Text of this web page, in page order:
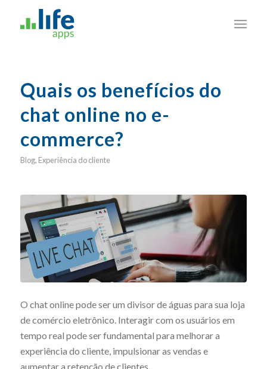
Quais os benefícios do
chat online no e-
commerce?
Blog, Experiência do cliente
O chat online pode ser um divisor de águas para sua loja
de comércio eletrônico. Interagir com os usuários em
tempo real pode ser fundamental para melhorar a
experiência do cliente, impulsionar as vendas e
aumentar a retenção de clientes.